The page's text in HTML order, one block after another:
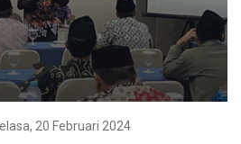
20 Februari 2024